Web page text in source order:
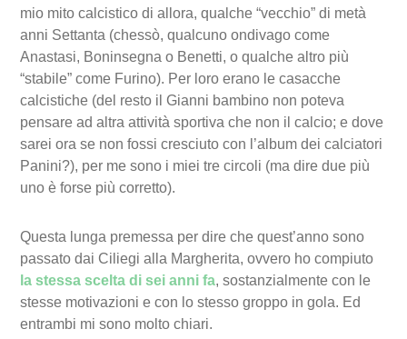
mio mito calcistico di allora, qualche “vecchio” di metà
anni Settanta (chessò, qualcuno ondivago come
Anastasi, Boninsegna o Benetti, o qualche altro più
“stabile” come Furino). Per loro erano le casacche
calcistiche (del resto il Gianni bambino non poteva
pensare ad altra attività sportiva che non il calcio; e dove
sarei ora se non fossi cresciuto con l’album dei calciatori
Panini?), per me sono i miei tre circoli (ma dire due più
uno è forse più corretto).
Questa lunga premessa per dire che quest’anno sono
passato dai Ciliegi alla Margherita, ovvero ho compiuto
la stessa scelta di sei anni fa, sostanzialmente con le
stesse motivazioni e con lo stesso groppo in gola. Ed
entrambi mi sono molto chiari.